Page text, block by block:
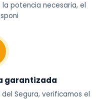
potencia necesaria, el
garantizada
Segura, verificamos el